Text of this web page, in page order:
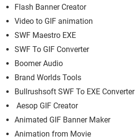
Flash Banner Creator
Video to GIF animation
SWF Maestro EXE
SWF To GIF Converter
Boomer Audio
Brand Worlds Tools
Bullrushsoft SWF To EXE Converter
Aesop GIF Creator
Animated GIF Banner Maker
Animation from Movie